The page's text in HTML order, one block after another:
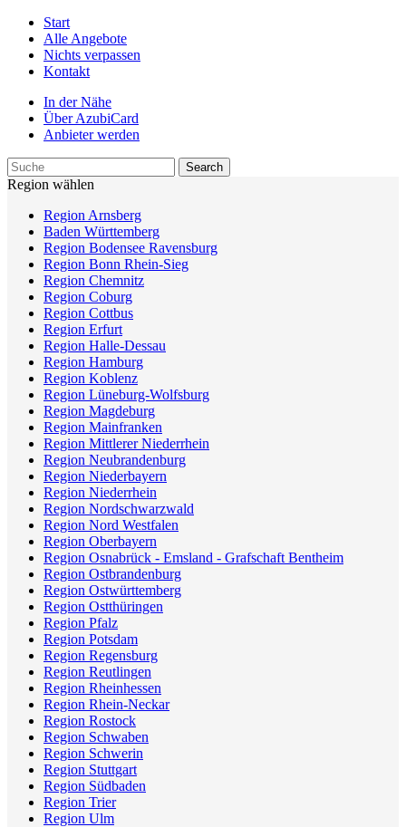
Start
Alle Angebote
Nichts verpassen
Kontakt
In der Nähe
Über AzubiCard
Anbieter werden
Region wählen
Region Arnsberg
Baden Württemberg
Region Bodensee Ravensburg
Region Bonn Rhein-Sieg
Region Chemnitz
Region Coburg
Region Cottbus
Region Erfurt
Region Halle-Dessau
Region Hamburg
Region Koblenz
Region Lüneburg-Wolfsburg
Region Magdeburg
Region Mainfranken
Region Mittlerer Niederrhein
Region Neubrandenburg
Region Niederbayern
Region Niederrhein
Region Nordschwarzwald
Region Nord Westfalen
Region Oberbayern
Region Osnabrück - Emsland - Grafschaft Bentheim
Region Ostbrandenburg
Region Ostwürttemberg
Region Ostthüringen
Region Pfalz
Region Potsdam
Region Regensburg
Region Reutlingen
Region Rheinhessen
Region Rhein-Neckar
Region Rostock
Region Schwaben
Region Schwerin
Region Stuttgart
Region Südbaden
Region Trier
Region Ulm